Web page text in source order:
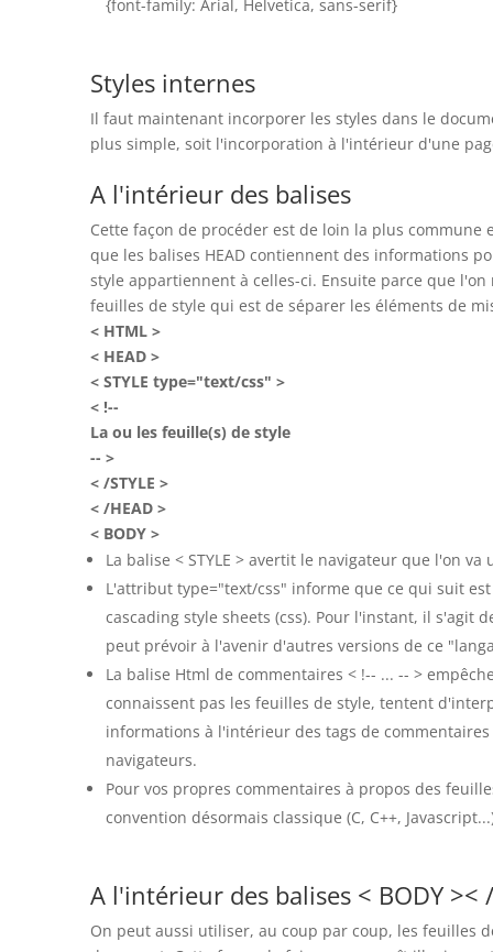
{font-family: Arial, Helvetica, sans-serif}
Styles internes
Il faut maintenant incorporer les styles dans le
plus simple, soit l'incorporation à l'intérieur d'une
A l'intérieur des balises
Cette façon de procéder est de loin la plus commune
que les balises HEAD contiennent des informations
style appartiennent à celles-ci. Ensuite parce que
feuilles de style qui est de séparer les éléments de
< HTML >
< HEAD >
< STYLE type="text/css" >
< !--
La ou les feuille(s) de style
-- >
< /STYLE >
< /HEAD >
< BODY >
La balise < STYLE > avertit le navigateur que l'on
L'attribut type="text/css" informe que ce qui suit
cascading style sheets (css). Pour l'instant, il s'agit
peut prévoir à l'avenir d'autres versions de ce
La balise Html de commentaires < !-- ... -- >
connaissent pas les feuilles de style, tentent
informations à l'intérieur des tags de
navigateurs.
Pour vos propres commentaires à propos des
convention désormais classique (C, C++,
A l'intérieur des balises < BODY ><
On peut aussi utiliser, au coup par coup, les feuilles